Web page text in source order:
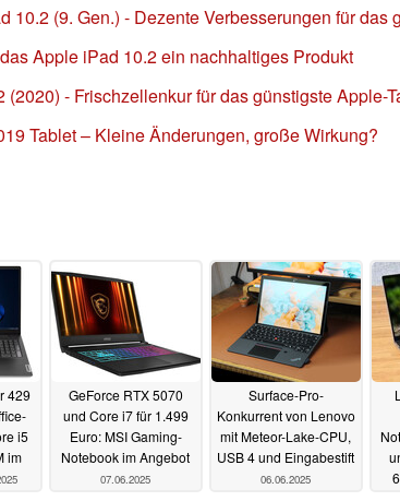
10.2 (9. Gen.) - Dezente Verbesserungen für das
Apple iPad 10.2 ein nachhaltiges Produkt
(2020) - Frischzellenkur für das günstigste Apple-
Tablet – Kleine Änderungen, große Wirkung?
429
i5
im
GeForce RTX 5070
und Core i7 für 1.499
Euro: MSI Gaming-
Notebook im Angebot
07.06.2025
Surface-Pro-
Konkurrent von Lenovo
mit Meteor-Lake-CPU,
USB 4 und Eingabestift
06.06.2025